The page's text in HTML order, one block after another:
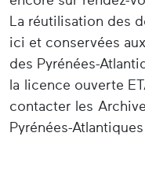
La réutilisation des
ici et conservées
des Pyrénées-
la licence ouverte
contacter les
Pyrénées-